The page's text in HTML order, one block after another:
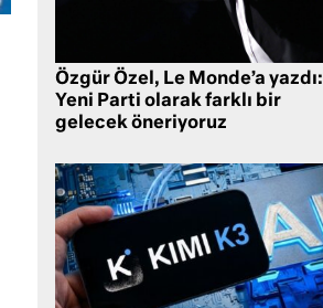
Özgür Özel, Le Monde’a yazdı:
Yeni Parti olarak farklı bir
gelecek öneriyoruz